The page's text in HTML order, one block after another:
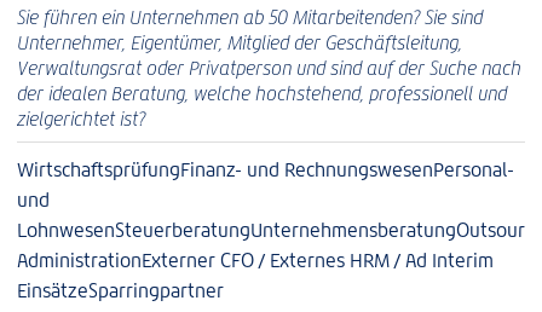
Sie führen ein Unternehmen ab 50 Mitarbeitenden? Sie sind
Unternehmer, Eigentümer, Mitglied der Geschäftsleitung,
Verwaltungsrat oder Privatperson und sind auf der Suche nach
der idealen Beratung, welche hochstehend, professionell und
zielgerichtet ist?
WirtschaftsprüfungFinanz- und RechnungswesenPersonal-
und
LohnwesenSteuerberatungUnternehmensberatung
AdministrationExterner CFO / Externes HRM / Ad Interim
EinsätzeSparringpartner